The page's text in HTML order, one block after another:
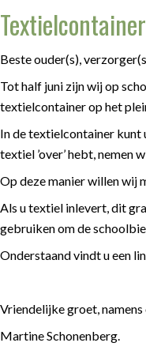
Textielcontainer
Beste ouder(s),
Tot half juni zijn wij op
textielcontainer op het
In de textielcontainer kunt
textiel ’over’ hebt, nemen
Op deze manier willen wij
Als u textiel inlevert, dit
gebruiken om de
Onderstaand vindt u een
Vriendelijke groet, namens
Martine Schonenberg.